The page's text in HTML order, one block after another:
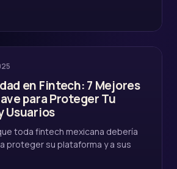
en Fintech: 7 Mejores
para Proteger Tu
Usuarios
toda fintech mexicana debería
proteger su plataforma y a sus